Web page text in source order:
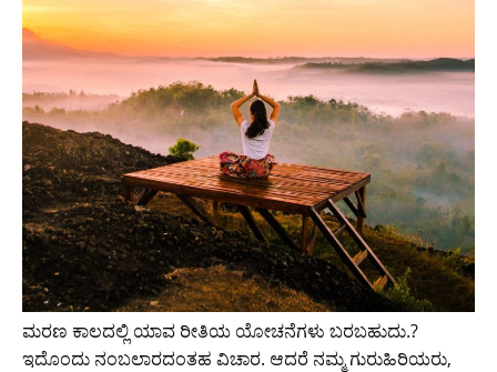
ಮರಣ ಕಾಲದಲ್ಲಿ ಯಾವ ರೀತಿಯ ಯೋಚನೆಗಳು ಬರಬಹುದು.?
ಇದೊಂದು ನಂಬಲಾರದಂತಹ ವಿಚಾರ. ಆದರೆ ನಮ್ಮ ಗುರುಹಿರಿಯರು,